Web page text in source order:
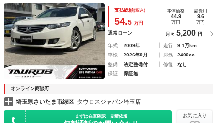
ト／オートエアコン／ＥＴＣ／キーレス／電動格納ミラー／パ
ワーウィンドウ／
支払総額(税込)
54.5 万円
本体価格
44.9
万円
諸費用
9.6
万円
通常ローン 月々 5,200 円
年式 2009年 走行
9.1万km
車検
2026年9月 排気
2400cc
整備
法定整備付 修復
なし
保証
保証無
オンライン商談可
埼玉県さいたま市緑区 タウロスジャパン埼玉店
まずは在庫確認・見積依頼 お気に入り